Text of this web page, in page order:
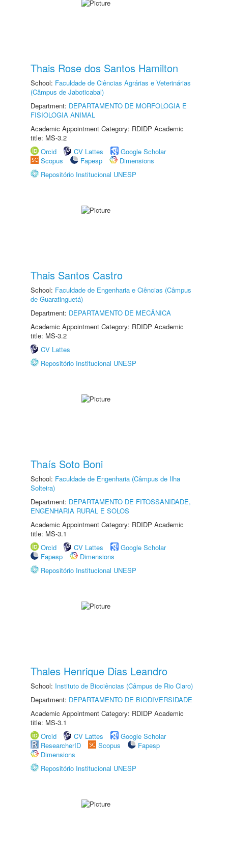
Thais Rose dos Santos Hamilton
School: Faculdade de Ciências Agrárias e Veterinárias
(Câmpus de Jaboticabal)
Department: DEPARTAMENTO DE MORFOLOGIA E
FISIOLOGIA ANIMAL
Academic Appointment Category: RDIDP Academic
title: MS-3.2
Orcid
CV Lattes
Google Scholar
Scopus
Fapesp
Dimensions
Repositório Institucional UNESP
Thais Santos Castro
School: Faculdade de Engenharia e Ciências (Câmpus
de Guaratinguetá)
Department: DEPARTAMENTO DE MECÂNICA
Academic Appointment Category: RDIDP Academic
title: MS-3.2
CV Lattes
Repositório Institucional UNESP
Thaís Soto Boni
School: Faculdade de Engenharia (Câmpus de Ilha
Solteira)
Department: DEPARTAMENTO DE FITOSSANIDADE,
ENGENHARIA RURAL E SOLOS
Academic Appointment Category: RDIDP Academic
title: MS-3.1
Orcid
CV Lattes
Google Scholar
Fapesp
Dimensions
Repositório Institucional UNESP
Thales Henrique Dias Leandro
School: Instituto de Biociências (Câmpus de Rio Claro)
Department: DEPARTAMENTO DE BIODIVERSIDADE
Academic Appointment Category: RDIDP Academic
title: MS-3.1
Orcid
CV Lattes
Google Scholar
ResearcherID
Scopus
Fapesp
Dimensions
Repositório Institucional UNESP